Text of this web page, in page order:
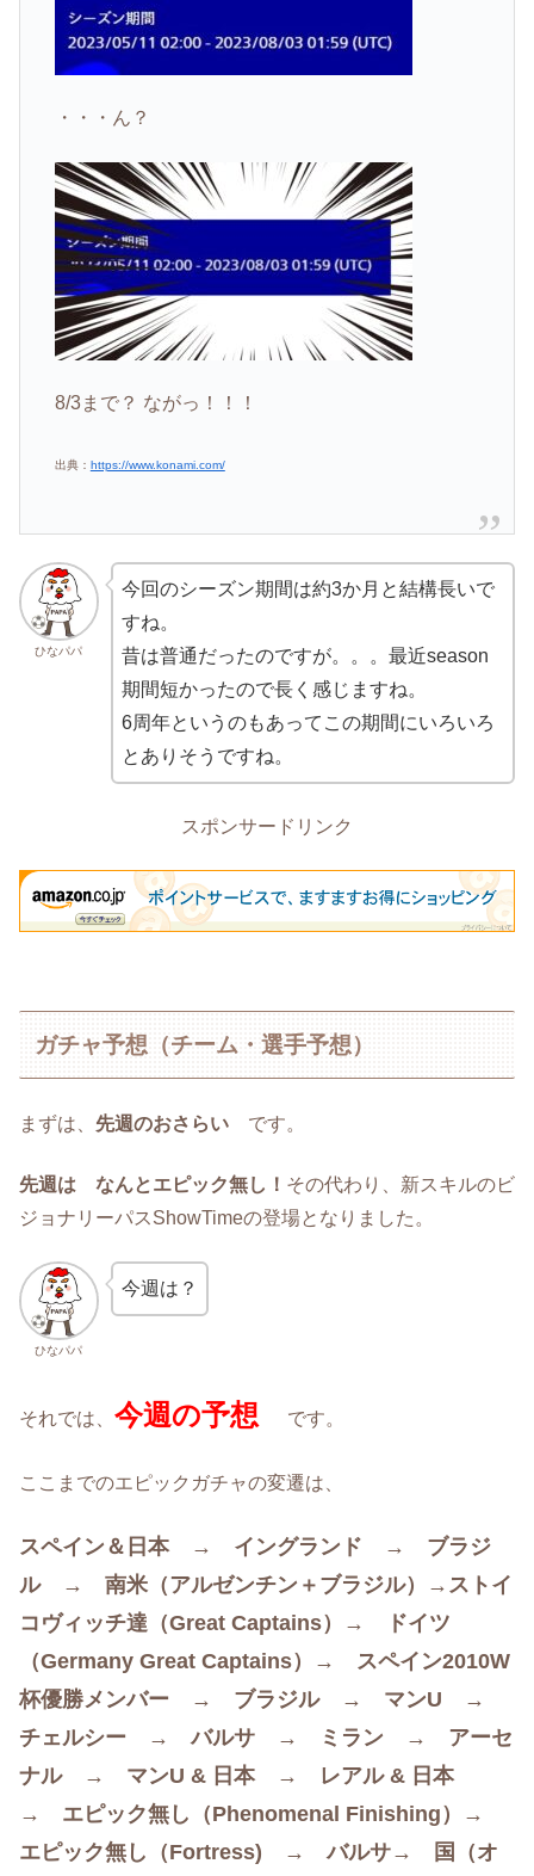
・・・ん？
8/3まで？ ながっ！！！
出典： https://www.konami.com/
ひなパパ
今回のシーズン期間は約3か月と結構長いで
すね。
昔は普通だったのですが。。。最近season
期間短かったので長く感じますね。
6周年というのもあってこの期間にいろいろ
とありそうですね。
スポンサードリンク
ガチャ予想（チーム・選手予想）
まずは、 先週のおさらい です。
先週は なんとエピック無し！ その代わり、新スキルのビ
ジョナリーパスShowTimeの登場となりました。
ひなパパ
今週は？
それでは、 今週の予想 です。
ここまでのエピックガチャの変遷は、
スペイン＆日本 → イングランド → ブラジ
ル → 南米（アルゼンチン＋ブラジル）→ストイ
コヴィッチ達（Great Captains）→ ドイツ
（Germany Great Captains）→ スペイン2010W
杯優勝メンバー → ブラジル → マンU →
チェルシー → バルサ → ミラン → アーセ
ナル → マンU & 日本 → レアル & 日本
→ エピック無し（Phenomenal Finishing）→
エピック無し（Fortress) → バルサ→ 国（オ